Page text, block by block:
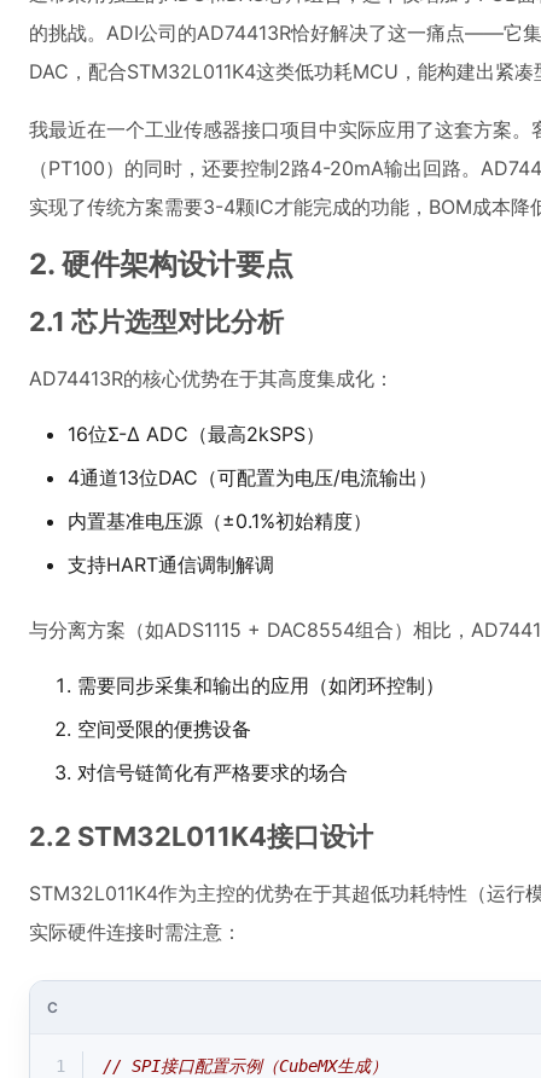
的挑战。ADI公司的AD74413R恰好解决了这一痛点——它
DAC，配合STM32L011K4这类低功耗MCU，能构建出紧
我最近在一个工业传感器接口项目中实际应用了这套方案
（PT100）的同时，还要控制2路4-20mA输出回路。
实现了传统方案需要3-4颗IC才能完成的功能，BOM成本降
2. 硬件架构设计要点
2.1 芯片选型对比分析
AD74413R的核心优势在于其高度集成化：
16位Σ-Δ ADC（最高2kSPS）
4通道13位DAC（可配置为电压/电流输出）
内置基准电压源（±0.1%初始精度）
支持HART通信调制解调
与分离方案（如ADS1115 + DAC8554组合）相比，
需要同步采集和输出的应用（如闭环控制）
空间受限的便携设备
对信号链简化有严格要求的场合
2.2 STM32L011K4接口设计
STM32L011K4作为主控的优势在于其超低功耗特性（运
实际硬件连接时需注意：
C
1
// SPI接口配置示例（CubeMX生成）